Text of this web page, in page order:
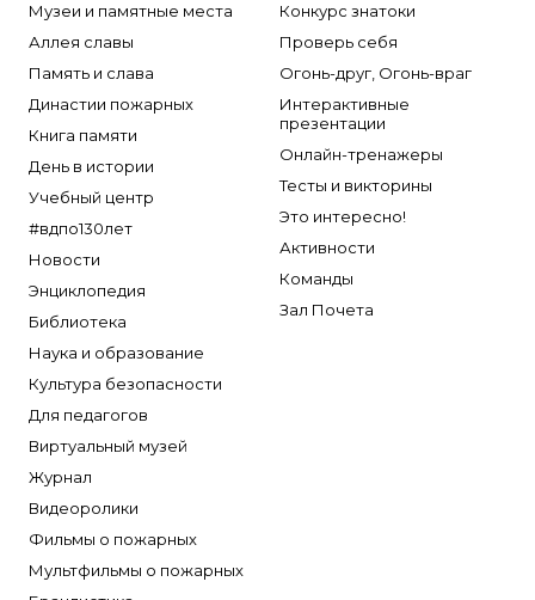
Музеи и памятные места
Аллея славы
Память и слава
Династии пожарных
Книга памяти
День в истории
Учебный центр
#вдпо130лет
Новости
Энциклопедия
Библиотека
Наука и образование
Культура безопасности
Для педагогов
Виртуальный музей
Журнал
Видеоролики
Фильмы о пожарных
Мультфильмы о пожарных
Конкурс знатоки
Проверь себя
Огонь-друг, Огонь-враг
Интерактивные
презентации
Онлайн-тренажеры
Тесты и викторины
Это интересно!
Активности
Команды
Зал Почета